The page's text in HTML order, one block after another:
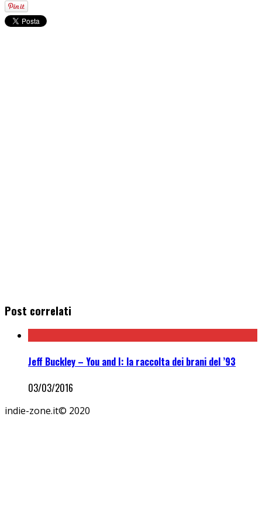
Post correlati
Jeff Buckley – You and I: la raccolta dei brani del ’93
03/03/2016
indie-zone.it© 2020